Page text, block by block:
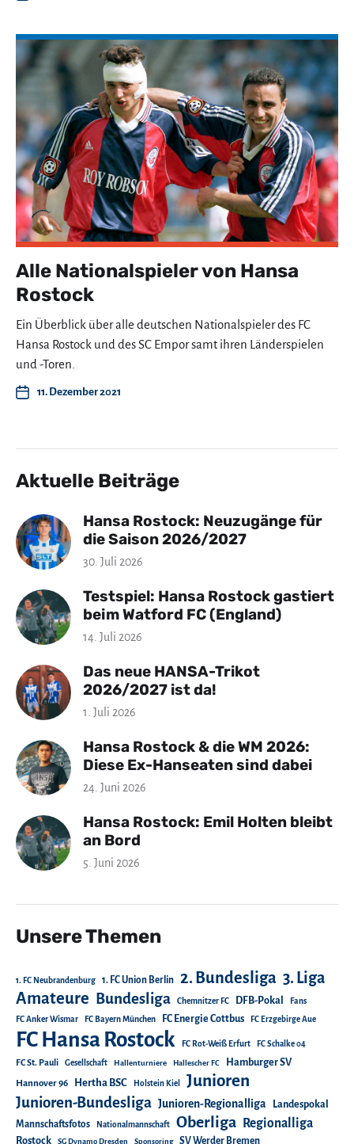
Alle Nationalspieler von Hansa
Rostock
Ein Überblick über alle deutschen Nationalspieler des FC
Hansa Rostock und des SC Empor samt ihren Länderspielen
und -Toren.
11. Dezember 2021
Aktuelle Beiträge
Hansa Rostock: Neuzugänge für
die Saison 2026/2027
30. Juli 2026
Testspiel: Hansa Rostock gastiert
beim Watford FC (England)
14. Juli 2026
Das neue HANSA-Trikot
2026/2027 ist da!
1. Juli 2026
Hansa Rostock & die WM 2026:
Diese Ex-Hanseaten sind dabei
24. Juni 2026
Hansa Rostock: Emil Holten bleibt
an Bord
5. Juni 2026
Unsere Themen
1. FC Neubrandenburg 1. FC Union Berlin 2. Bundesliga 3. Liga
Amateure Bundesliga Chemnitzer FC DFB-Pokal Fans
FC Anker Wismar FC Bayern München FC Energie Cottbus FC Erzgebirge Aue
FC Hansa Rostock FC Rot-Weiß Erfurt FC Schalke 04
FC St. Pauli Gesellschaft Hallenturniere Hallescher FC Hamburger SV
Hannover 96 Hertha BSC Holstein Kiel Junioren
Junioren-Bundesliga Junioren-Regionalliga
Landespokal
Mannschaftsfotos
Nationalmannschaft Oberliga Regionalliga
Rostock SG Dynamo Dresden Sponsoring SV Werder Bremen